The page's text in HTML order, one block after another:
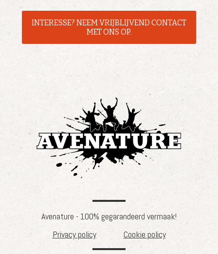
INTERESSE? NEEM VRIJBLIJVEND CONTACT
MET ONS OP.
Avenature - 100% gegarandeerd vermaak!
Privacy policy
Cookie policy